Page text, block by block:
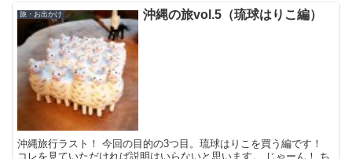
旅・お出かけ 沖縄の旅vol.5（琉球はりこ編）
沖縄旅行ラスト！ 今回の目的の3つ目。琉球はりこを買う編です！
コレを見ていただければ説明はいらないと思います。 じゃーん！ ち